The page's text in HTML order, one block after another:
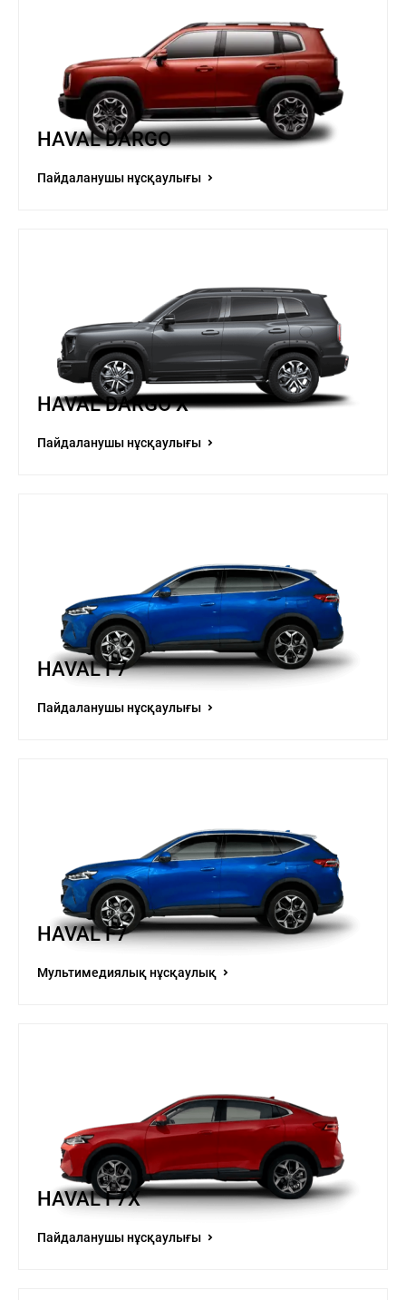
HAVAL DARGO
Пайдаланушы нұсқаулығы
HAVAL DARGO X
Пайдаланушы нұсқаулығы
HAVAL F7
Пайдаланушы нұсқаулығы
HAVAL F7
Мультимедиялық нұсқаулық
HAVAL F7X
Пайдаланушы нұсқаулығы